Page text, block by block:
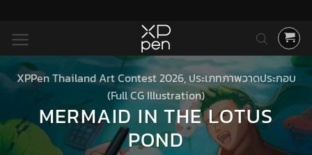
ยัง
เนื้อหา
XPPen Thailand Art Contest 2026, ประเภทภาพวาดประกอบ
(Full CG Illustration)
MERMAID IN THE LOTUS
POND